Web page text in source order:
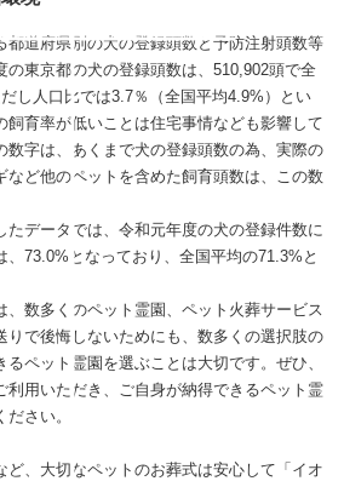
都道府県別の犬の登録頭数と予防注射頭数等
の東京都の犬の登録頭数は、510,902頭で全
し人口比では3.7％（全国平均4.9%）とい
飼育率が低いことは住宅事情なども影響して
数字は、あくまで犬の登録頭数の為、実際の
など他のペットを含めた飼育頭数は、この数
たデータでは、令和元年度の犬の登録件数に
、73.0%となっており、全国平均の71.3%と
、数多くのペット霊園、ペット火葬サービス
りで後悔しないためにも、数多くの選択肢の
ペット霊園を選ぶことは大切です。ぜひ、
利用いただき、ご自身が納得できるペット霊
さい。
ど、大切なペットのお葬式は安心して「イオ